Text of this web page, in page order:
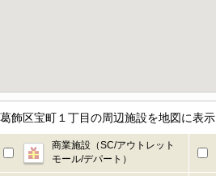
飾区宝町１丁目の周辺施設を地図に表示
商業施設（SC/アウトレット
モール/デパート）